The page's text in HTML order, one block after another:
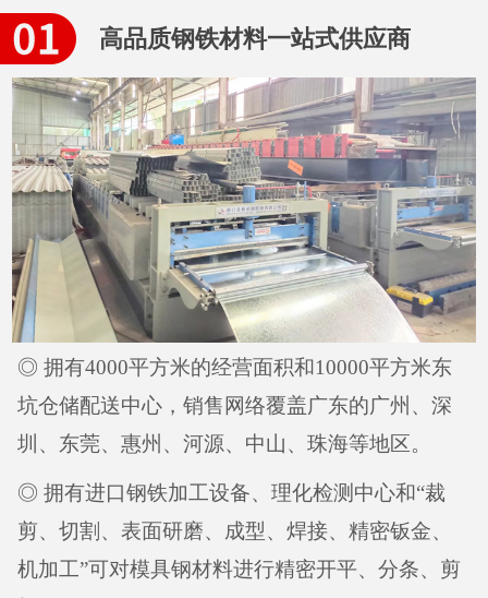
高品质钢铁材料一站式供应商
◎ 拥有4000平方米的经营面积和10000平方米东
坑仓储配送中心，销售网络覆盖广东的广州、深
圳、东莞、惠州、河源、中山、珠海等地区。
◎ 拥有进口钢铁加工设备、理化检测中心和“裁
剪、切割、表面研磨、成型、焊接、精密钣金、
机加工”可对模具钢材料进行精密开平、分条、剪